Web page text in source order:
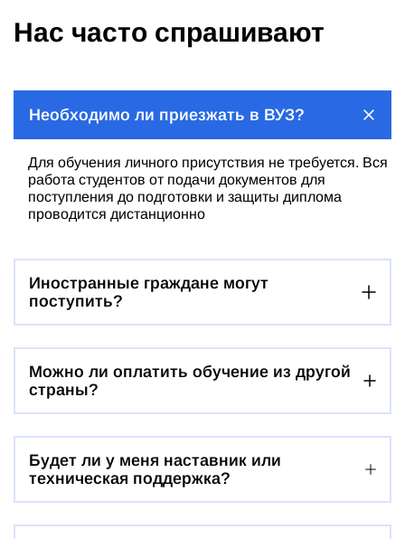
Нас часто спрашивают
Необходимо ли приезжать в ВУЗ?
Для обучения личного присутствия не требуется. Вся
работа студентов от подачи документов для
поступления до подготовки и защиты диплома
проводится дистанционно
Иностранные граждане могут
поступить?
Можно ли оплатить обучение из другой
страны?
Будет ли у меня наставник или
техническая поддержка?